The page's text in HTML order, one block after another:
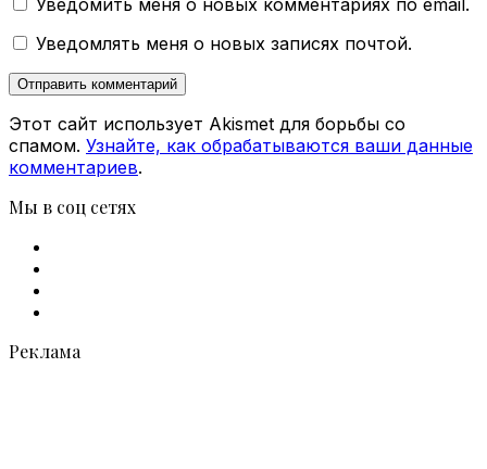
Уведомлять меня о новых записях почтой.
Этот сайт использует Akismet для борьбы со
спамом. Узнайте, как обрабатываются ваши данные
комментариев.
Мы в соц сетях
Реклама